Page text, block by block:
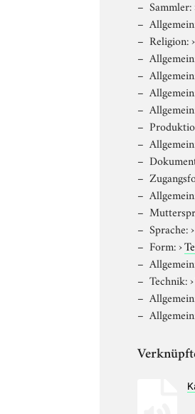
Sammler:
Religion:
Sprache:
Form:›
Technik: